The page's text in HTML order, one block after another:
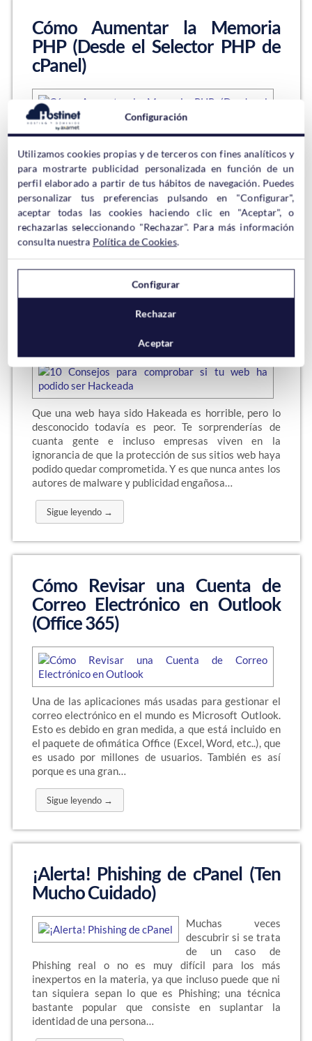
Cómo Aumentar la Memoria
PHP (Desde el Selector PHP de
cPanel)
un panel de control cPanel a través del cual se puede
cambiar la versión de PHP del Hosting sin problemas,
así como acceder a la sección Opciones de PHP para
poder aumentar/reducir o activar ciertos parámetros.
Por ejemplo, el parámetro relacionado con…
Sigue leyendo →
10 Consejos para comprobar si tu
web ha podido ser Hackeada
Que una web haya sido Hakeada es horrible, pero lo
desconocido todavía es peor. Te sorprenderías de
cuanta gente e incluso empresas viven en la
ignorancia de que la protección de sus sitios web haya
podido quedar comprometida. Y es que nunca antes los
autores de malware y publicidad engañosa…
Sigue leyendo →
Cómo Revisar una Cuenta de
Correo Electrónico en Outlook
(Office 365)
Una de las aplicaciones más usadas para gestionar el
correo electrónico en el mundo es Microsoft Outlook.
Esto es debido en gran medida, a que está incluido en
el paquete de ofimática Office (Excel, Word, etc..), que
es usado por millones de usuarios. También es así
porque es una gran…
Sigue leyendo →
¡Alerta! Phishing de cPanel (Ten
Mucho Cuidado)
Muchas veces
descubrir si se trata
de un caso de
Phishing real o no es muy difícil para los más
inexpertos en la materia, ya que incluso puede que ni
tan siquiera sepan lo que es Phishing; una técnica
bastante popular que consiste en suplantar la
identidad de una persona…
Configuración
Utilizamos cookies propias y de terceros con fines analíticos y
para mostrarte publicidad personalizada en función de un
perfil elaborado a partir de tus hábitos de navegación. Puedes
personalizar tus preferencias pulsando en "Configurar",
aceptar todas las cookies haciendo clic en "Aceptar", o
rechazarlas seleccionando "Rechazar". Para más información
consulta nuestra Política de Cookies.
Configurar
Rechazar
Aceptar